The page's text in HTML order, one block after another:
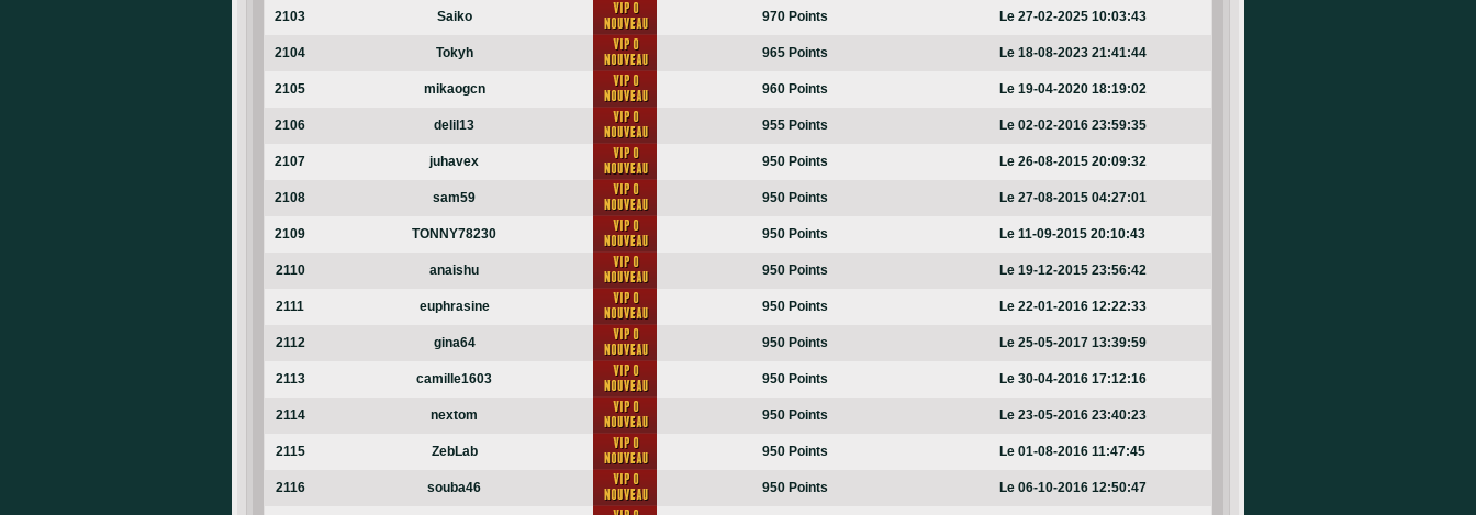
2103 Saiko 970 Points Le 27-02-2025 10:03:43
2104 Tokyh 965 Points Le 18-08-2023 21:41:44
2105 mikaogcn 960 Points Le 19-04-2020 18:19:02
2106 delil13 955 Points Le 02-02-2016 23:59:35
2107 juhavex 950 Points Le 26-08-2015 20:09:32
2108 sam59 950 Points Le 27-08-2015 04:27:01
2109 TONNY78230 950 Points Le 11-09-2015 20:10:43
2110 anaishu 950 Points Le 19-12-2015 23:56:42
2111 euphrasine 950 Points Le 22-01-2016 12:22:33
2112 gina64 950 Points Le 25-05-2017 13:39:59
2113 camille1603 950 Points Le 30-04-2016 17:12:16
2114 nextom 950 Points Le 23-05-2016 23:40:23
2115 ZebLab 950 Points Le 01-08-2016 11:47:45
2116 souba46 950 Points Le 06-10-2016 12:50:47